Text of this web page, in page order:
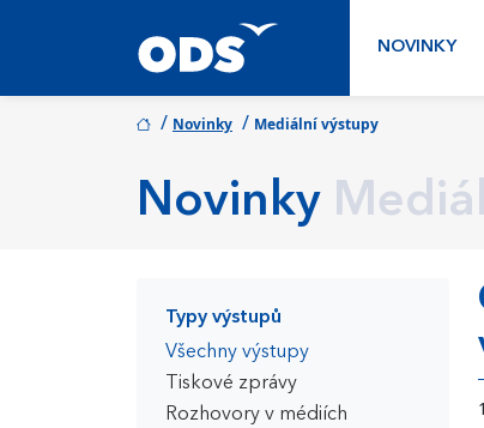
NOVINKY
/ Novinky / Mediální výstupy
Novinky
Typy výstupů
Všechny výstupy
Tiskové zprávy
Rozhovory v médiích